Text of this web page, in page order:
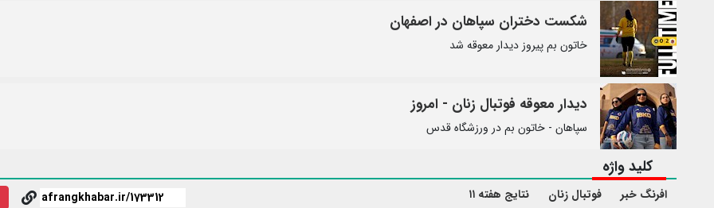
شکست دختران سپاهان در اصفهان
خاتون بم پیروز دیدار معوقه شد
دیدار معوقه فوتبال زنان - امروز
سپاهان - خاتون بم در ورزشگاه قدس
کلید واژه
افرنگ خبر فوتبال زنان نتایج هفته ۱۱